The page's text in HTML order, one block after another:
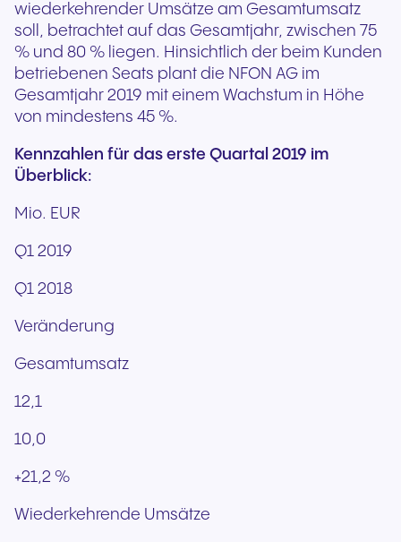
wiederkehrender Umsätze am Gesamtumsatz
soll, betrachtet auf das Gesamtjahr, zwischen 75
% und 80 % liegen. Hinsichtlich der beim Kunden
betriebenen Seats plant die NFON AG im
Gesamtjahr 2019 mit einem Wachstum in Höhe
von mindestens 45 %.
Kennzahlen für das erste Quartal 2019 im
Überblick:
Mio. EUR
Q1 2019
Q1 2018
Veränderung
Gesamtumsatz
12,1
10,0
+21,2 %
Wiederkehrende Umsätze